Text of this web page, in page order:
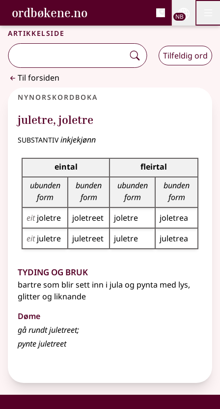
Gå til hovedinnhold
Tilgjengelighet
ordbøkene.no, Bokmålsordboka og
Bokmålsordboka og Nynorskordboka
NB
Artikkelside
Tilfeldig ord
Til forsiden
Nynorskordboka
juletre, joletre
substantivinkjekjønn
Bøyningstabell for dette substantivet
eintal
fleirtal
ubunden
form
bunden
form
ubunden
form
bunden
form
eitjoletre joletreet joletre
joletrea
eitjuletre juletreet juletre juletrea
Tyding og bruk
bartre som blir sett inn i jula og pynta med lys,
glitter og liknande
Døme
gå rundtjuletreet;
pynte juletreet